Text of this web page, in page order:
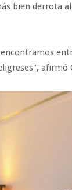
bien derrota
afirmó